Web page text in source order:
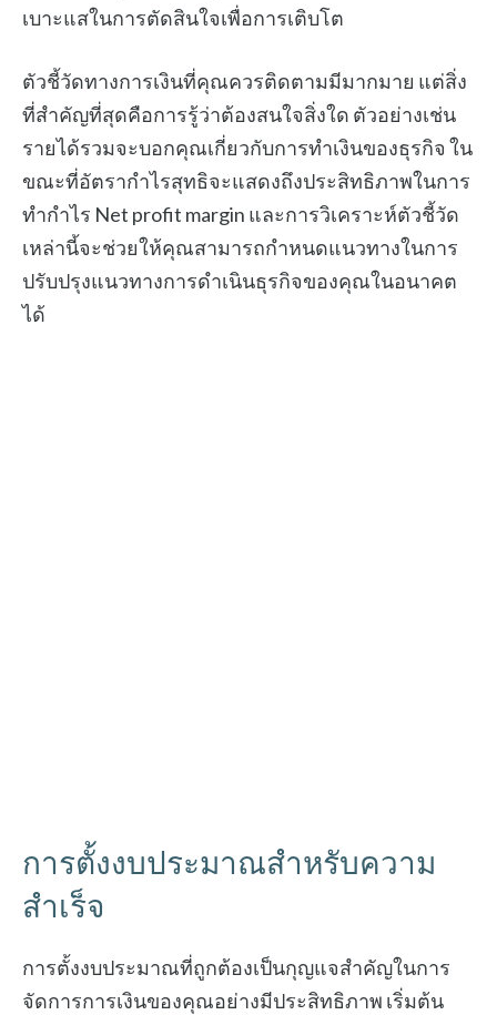
เบาะแสในการตัดสินใจเพื่อการเติบโต
ตัวชี้วัดทางการเงินที่คุณควรติดตามมีมากมาย แต่สิ่ง
ที่สำคัญที่สุดคือการรู้ว่าต้องสนใจสิ่งใด ตัวอย่างเช่น
รายได้รวมจะบอกคุณเกี่ยวกับการทำเงินของธุรกิจ ใน
ขณะที่อัตรากำไรสุทธิจะแสดงถึงประสิทธิภาพในการ
ทำกำไร Net profit margin และการวิเคราะห์ตัวชี้วัด
เหล่านี้จะช่วยให้คุณสามารถกำหนดแนวทางในการ
ปรับปรุงแนวทางการดำเนินธุรกิจของคุณในอนาคต
ได้
การตั้งงบประมาณสำหรับความ
สำเร็จ
การตั้งงบประมาณที่ถูกต้องเป็นกุญแจสำคัญในการ
จัดการการเงินของคุณอย่างมีประสิทธิภาพ เริ่มต้น